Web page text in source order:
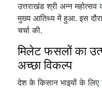
उत्तराखंड श्री अन्न
मुख्य आतिथ्य में हुआ. इस
चर्चा की.
मिलेट फसलों का
अच्छा विकल्प
देश के किसान भाइयों के